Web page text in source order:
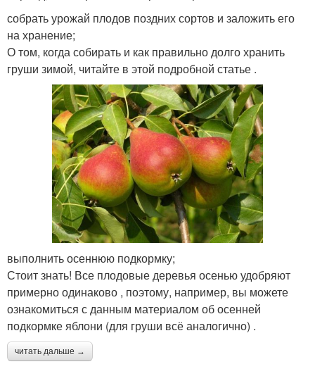
собрать урожай плодов поздних сортов и заложить его
на хранение;
О том, когда собирать и как правильно долго хранить
груши зимой, читайте в этой подробной статье .
выполнить осеннюю подкормку;
Стоит знать! Все плодовые деревья осенью удобряют
примерно одинаково , поэтому, например, вы можете
ознакомиться с данным материалом об осенней
подкормке яблони (для груши всё аналогично) .
читать дальше →